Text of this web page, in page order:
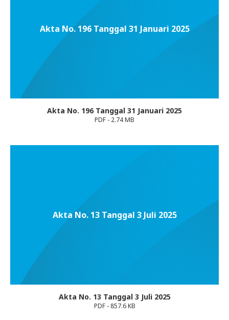
Akta No. 196 Tanggal 31 Januari 2025
Akta No. 196 Tanggal 31 Januari 2025
PDF - 2.74 MB
Akta No. 13 Tanggal 3 Juli 2025
Akta No. 13 Tanggal 3 Juli 2025
PDF - 857.6 KB